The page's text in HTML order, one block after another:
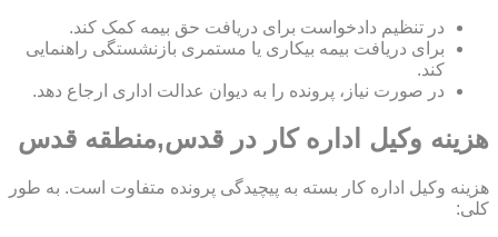
در تنظیم دادخواست برای دریافت حق بیمه کمک کند.
برای دریافت بیمه بیکاری یا مستمری بازنشستگی راهنمایی
کند.
در صورت نیاز، پرونده را به دیوان عدالت اداری ارجاع دهد.
هزینه وکیل اداره کار در قدس,منطقه قدس
هزینه وکیل اداره کار بسته به پیچیدگی پرونده متفاوت است. به طور
کلی: